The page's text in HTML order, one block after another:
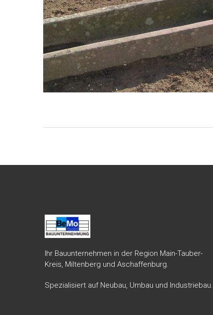
Ihr Bauunternehmen in der Region Main-Tauber-
Kreis, Miltenberg und Aschaffenburg.
Spezialisiert auf Neubau, Umbau und Industriebau.